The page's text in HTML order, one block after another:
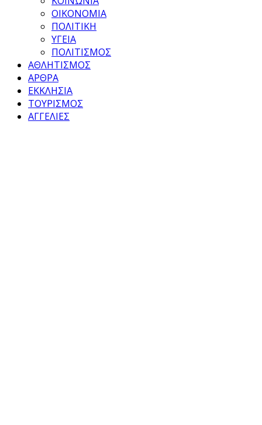
ΟΙΚΟΝΟΜΙΑ
ΠΟΛΙΤΙΚΗ
ΥΓΕΙΑ
ΠΟΛΙΤΙΣΜΟΣ
ΑΘΛΗΤΙΣΜΟΣ
ΑΡΘΡΑ
ΕΚΚΛΗΣΙΑ
ΤΟΥΡΙΣΜΟΣ
ΑΓΓΕΛΙΕΣ